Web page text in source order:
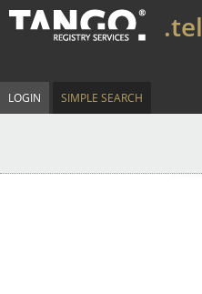
.tel
LOGIN SIMPLE SEARCH